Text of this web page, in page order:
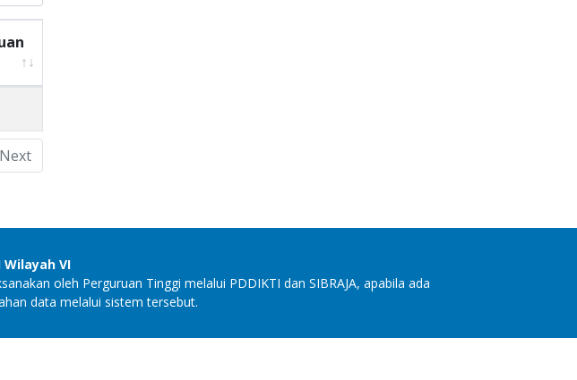
Next
Wilayah VI
oleh Perguruan Tinggi melalui PDDIKTI dan SIBRAJA, apabila ada
data melalui sistem tersebut.